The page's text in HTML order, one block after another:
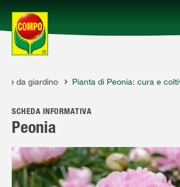
Prodotti
Magazine
Mondi Tematici
da giardino Pianta di Peonia: cura e
SCHEDA INFORMATIVA
Peonia